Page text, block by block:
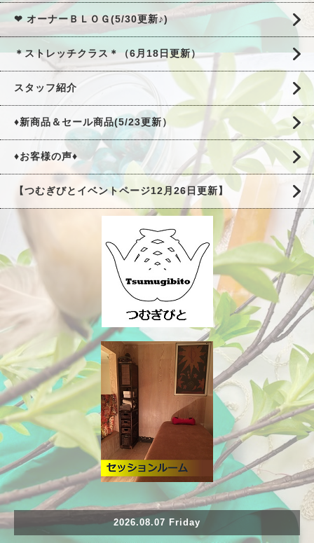
❤ オーナーＢＬＯＧ(5/30更新♪)
＊ストレッチクラス＊（6月18日更新）
スタッフ紹介
♦新商品＆セール商品(5/23更新）
♦お客様の声♦
【つむぎびとイベントページ12月26日更新】
2026.08.07 Friday